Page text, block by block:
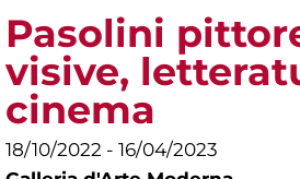
Pasolini
visive,
cinema
18/10/2022 - 16/04/2023